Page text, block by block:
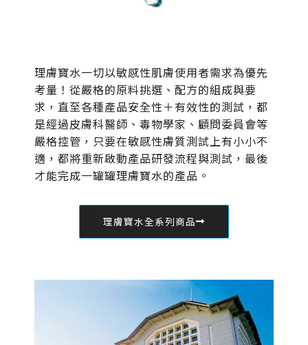
理膚寶水一切以敏感性肌膚使用者需求為優先
考量！從嚴格的原料挑選、配方的組成與要
求，直至各種產品安全性＋有效性的測試，都
是經過皮膚科醫師、毒物學家、顧問委員會等
嚴格控管，只要在敏感性膚質測試上有小小不
適，都將重新啟動產品研發流程與測試，最後
才能完成一罐罐理膚寶水的產品。
理膚寶水全系列商品